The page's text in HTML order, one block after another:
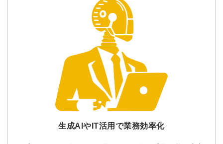
生成AIやIT活用で業務効率化